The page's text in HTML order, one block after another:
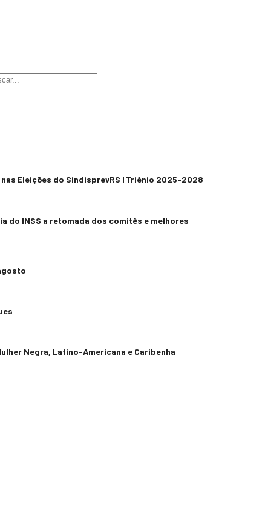
Eleições do SindisprevRS | Triênio 2025-2028
do INSS a retomada dos comitês e melhores
Negra, Latino-Americana e Caribenha